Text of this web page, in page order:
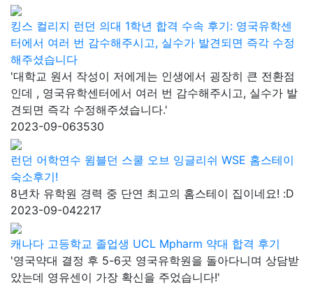
킹스 컬리지 런던 의대 1학년 합격 수속 후기: 영국유학센
터에서 여러 번 감수해주시고, 실수가 발견되면 즉각 수정
해주셨습니다
'대학교 원서 작성이 저에게는 인생에서 굉장히 큰 전환점
인데 , 영국유학센터에서 여러 번 감수해주시고, 실수가 발
견되면 즉각 수정해주셨습니다.'
2023-09-063530
런던 어학연수 윔블던 스쿨 오브 잉글리쉬 WSE 홈스테이
숙소후기!
8년차 유학원 경력 중 단연 최고의 홈스테이 집이네요! :D
2023-09-042217
캐나다 고등학교 졸업생 UCL Mpharm 약대 합격 후기
'영국약대 결정 후 5-6곳 영국유학원을 돌아다니며 상담받
았는데 영유센이 가장 확신을 주었습니다!'